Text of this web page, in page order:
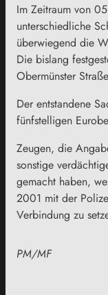
Im Zeitraum von
unterschiedliche
überwiegend die
Die bislang
Obermünster
Der entstandene
fünfstelligen
Zeugen, die
sonstige
gemacht haben,
2001 mit der
Verbindung zu
PM/MF